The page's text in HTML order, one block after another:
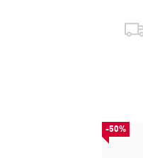
-50%